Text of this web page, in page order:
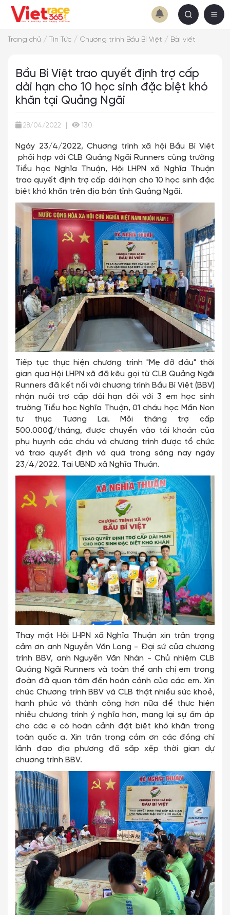
Trang chủ / Tin Tức / Chương trình Bầu Bí Việt / Bài viết
Bầu Bí Việt trao quyết định trợ cấp
dài hạn cho 10 học sinh đặc biệt khó
khăn tại Quảng Ngãi
28/04/2022 130
Ngày 23/4/2022, Chương trình xã hội Bầu Bí Việt
phối hợp với CLB Quảng Ngãi Runners cùng trường
Tiểu học Nghĩa Thuận, Hội LHPN xã Nghĩa Thuận
trao quyết định trợ cấp dài hạn cho 10 học sinh đặc
biệt khó khăn trên địa bàn tỉnh Quảng Ngãi.
Tiếp tục thực hiện chương trình "Mẹ đỡ đầu" thời
gian qua Hội LHPN xã đã kêu gọi từ CLB Quảng Ngãi
Runners đã kết nối với chương trình Bầu Bí Việt (BBV)
nhận nuôi trợ cấp dài hạn đối với 3 em học sinh
trường Tiểu học Nghĩa Thuận, 01 cháu học Mần Non
tư thục Tương Lai. Mỗi tháng trợ cấp
500.000₫/tháng, được chuyển vào tài khoản của
phụ huynh các cháu và chương trình được tổ chức
và trao quyết định và quà trong sáng nay ngày
23/4/2022. Tại UBND xã Nghĩa Thuận.
Thay mặt Hội LHPN xã Nghĩa Thuận xin trân trọng
cảm ơn anh Nguyễn Văn Long - Đại sứ của chương
trình BBV, anh Nguyễn Văn Nhàn - Chủ nhiệm CLB
Quảng Ngãi Runners và toàn thể anh chị em trong
đoàn đã quan tâm đến hoàn cảnh của các em. Xin
chúc Chương trình BBV và CLB thật nhiều sức khoẻ,
hạnh phúc và thành công hơn nữa để thực hiện
nhiều chương trình ý nghĩa hơn, mang lại sự ấm áp
cho các e có hoàn cảnh đặt biệt khó khăn trong
toàn quốc ạ. Xin trân trọng cảm ơn các đồng chí
lãnh đạo địa phương đã sắp xếp thời gian dự
chương trình BBV.